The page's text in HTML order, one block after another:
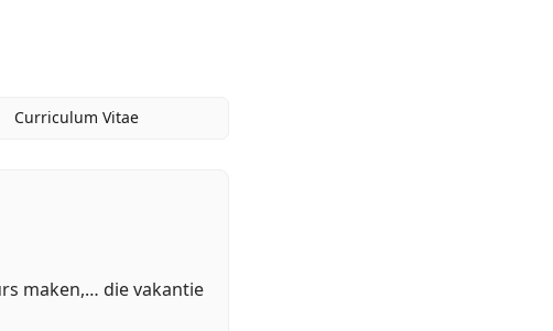
Curriculum Vitae
maken,… die vakantie